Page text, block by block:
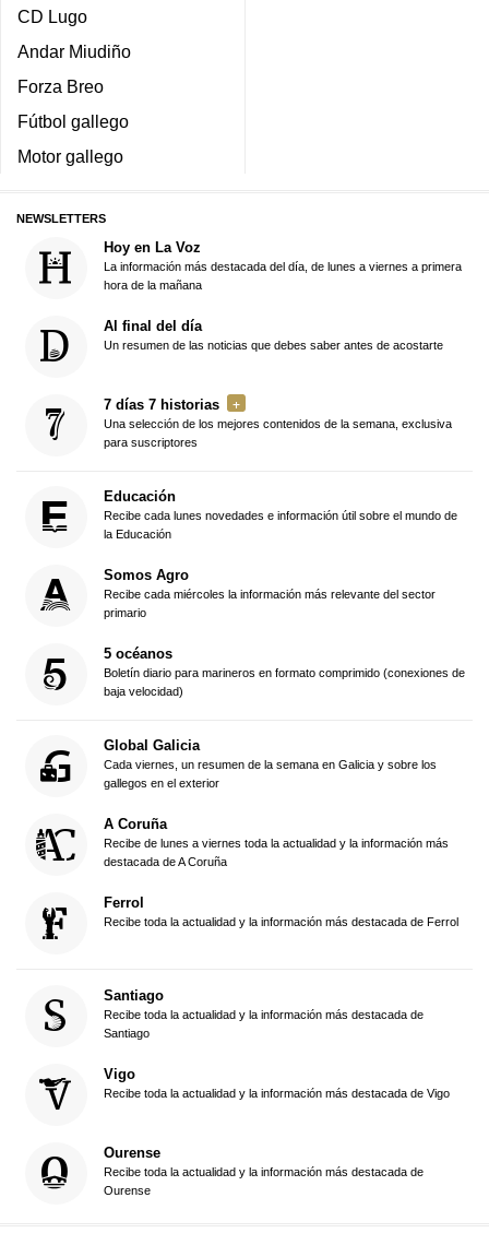
CD Lugo
Andar Miudiño
Forza Breo
Fútbol gallego
Motor gallego
NEWSLETTERS
Hoy en La Voz
La información más destacada del día, de lunes a viernes a primera
hora de la mañana
Al final del día
Un resumen de las noticias que debes saber antes de acostarte
7 días 7 historias
Una selección de los mejores contenidos de la semana, exclusiva
para suscriptores
Educación
Recibe cada lunes novedades e información útil sobre el mundo de
la Educación
Somos Agro
Recibe cada miércoles la información más relevante del sector
primario
5 océanos
Boletín diario para marineros en formato comprimido (conexiones de
baja velocidad)
Global Galicia
Cada viernes, un resumen de la semana en Galicia y sobre los
gallegos en el exterior
A Coruña
Recibe de lunes a viernes toda la actualidad y la información más
destacada de A Coruña
Ferrol
Recibe toda la actualidad y la información más destacada de Ferrol
Santiago
Recibe toda la actualidad y la información más destacada de
Santiago
Vigo
Recibe toda la actualidad y la información más destacada de Vigo
Ourense
Recibe toda la actualidad y la información más destacada de
Ourense